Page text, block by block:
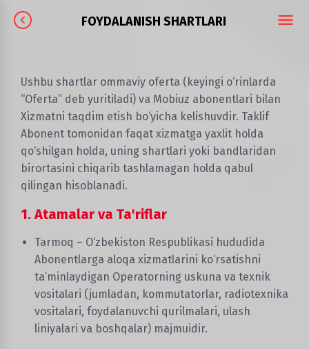
FOYDALANISH SHARTLARI
Ushbu shartlar ommaviy oferta (keyingi o‘rinlarda
“Oferta” deb yuritiladi) va Mobiuz abonentlari bilan
Xizmatni taqdim etish bo‘yicha kelishuvdir. Taklif
Abonent tomonidan faqat xizmatga yaxlit holda
qo‘shilgan holda, uning shartlari yoki bandlaridan
birortasini chiqarib tashlamagan holda qabul
qilingan hisoblanadi.
1. Atamalar va Ta'riflar
Tarmoq – O‘zbekiston Respublikasi hududida
Abonentlarga aloqa xizmatlarini ko‘rsatishni
ta’minlaydigan Operatorning uskuna va texnik
vositalari (jumladan, kommutatorlar, radiotexnika
vositalari, foydalanuvchi qurilmalari, ulash
liniyalari va boshqalar) majmuidir.